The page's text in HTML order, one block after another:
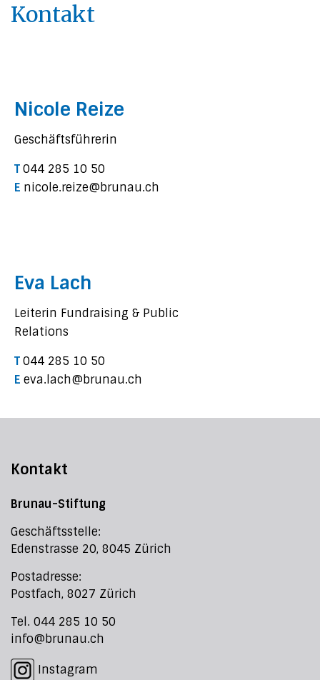
Kontakt
Nicole Reize
Geschäftsführerin
T044 285 10 50
E nicole.reize@brunau.ch
Eva Lach
Leiterin Fundraising & Public
Relations
T044 285 10 50
E eva.lach@brunau.ch
Kontakt
Brunau-Stiftung
Geschäftsstelle:
Edenstrasse 20, 8045 Zürich
Postadresse:
Postfach, 8027 Zürich
Tel. 044 285 10 50
info@brunau.ch
Instagram